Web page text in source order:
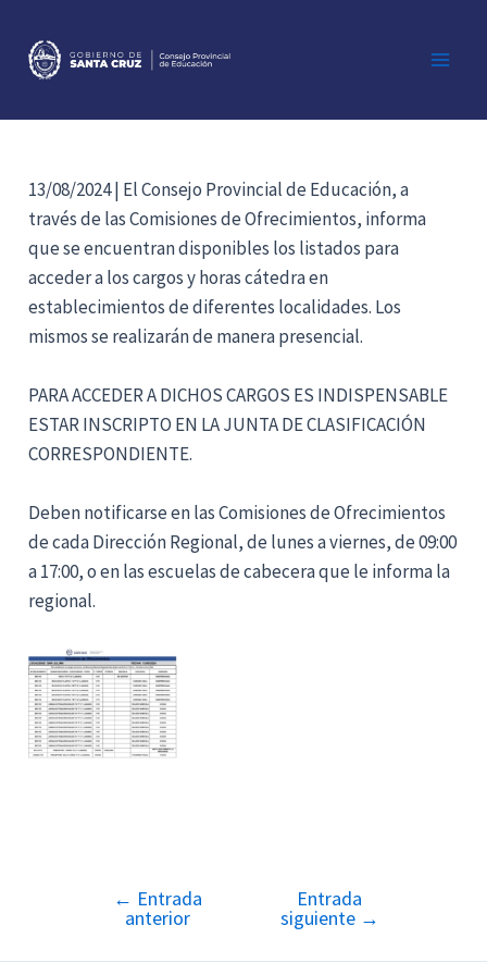
contenido
13/08/2024 | El Consejo Provincial de Educación, a
través de las Comisiones de Ofrecimientos, informa
que se encuentran disponibles los listados para
acceder a los cargos y horas cátedra en
establecimientos de diferentes localidades. Los
mismos se realizarán de manera presencial.
PARA ACCEDER A DICHOS CARGOS ES INDISPENSABLE
ESTAR INSCRIPTO EN LA JUNTA DE CLASIFICACIÓN
CORRESPONDIENTE.
Deben notificarse en las Comisiones de Ofrecimientos
de cada Dirección Regional, de lunes a viernes, de 09:00
a 17:00, o en las escuelas de cabecera que le informa la
regional.
Navegación
entradas
← Entrada
anterior
Entrada
siguiente →